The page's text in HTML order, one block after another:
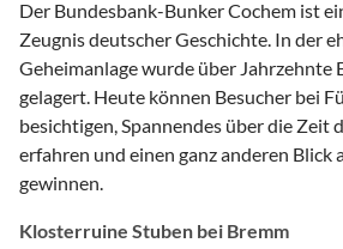
Der Bundesbank-Bunker Cochem ist
Zeugnis deutscher Geschichte. In der
Geheimanlage wurde über Jahrzehnte
gelagert. Heute können Besucher bei
besichtigen, Spannendes über die Zeit
erfahren und einen ganz anderen Blick
gewinnen.
Klosterruine Stuben bei Bremm